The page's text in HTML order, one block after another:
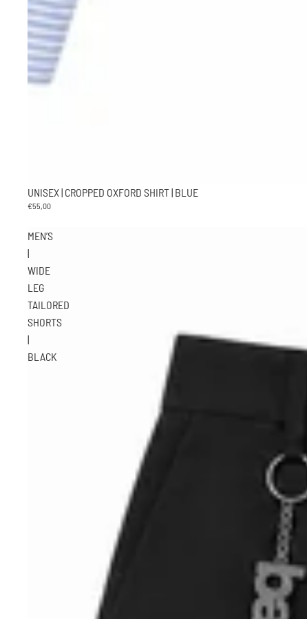
UNISEX | CROPPED OXFORD SHIRT | BLUE
€55,00
MEN’S
|
WIDE
LEG
TAILORED
SHORTS
|
BLACK